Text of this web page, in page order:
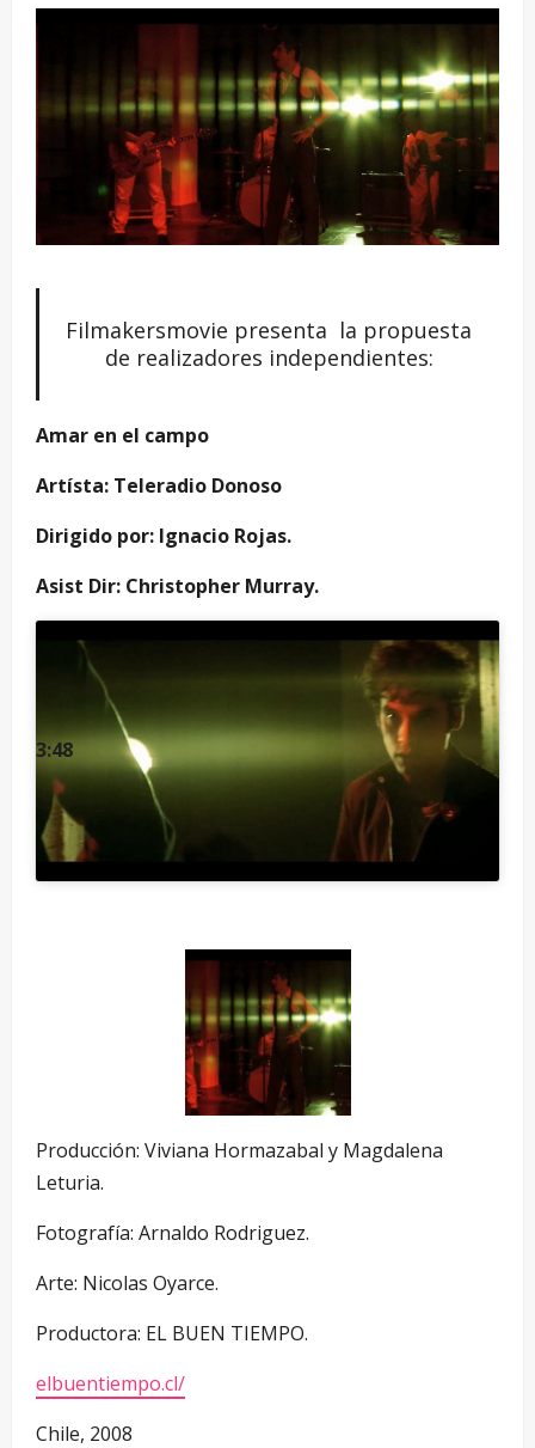
Filmakersmovie presenta la propuesta
de realizadores independientes:
Amar en el campo
Artísta: Teleradio Donoso
Dirigido por: Ignacio Rojas.
Asist Dir: Christopher Murray.
3:48
Producción: Viviana Hormazabal y Magdalena
Leturia.
Fotografía: Arnaldo Rodriguez.
Arte: Nicolas Oyarce.
Productora: EL BUEN TIEMPO.
elbuentiempo.cl/
Chile, 2008